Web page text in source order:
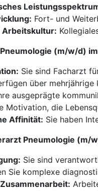
Fort- und
Arbeitskultur:
(m/w/d)
Sie sind Facharzt
über
ausgeprägte
Motivation, die
Affinität: Sie haben
Pneumologie (m/
Sie sind
Sie komplexe